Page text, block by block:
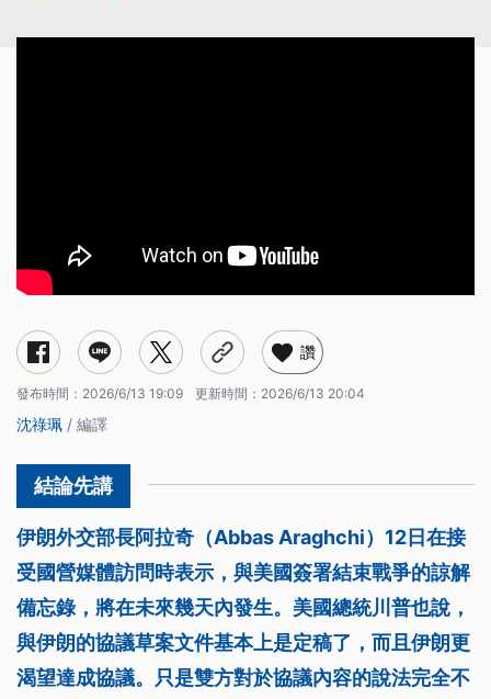
讚
發布時間： 2026/6/13 19:09 更新時間： 2026/6/13 20:04
沈祿珮 / 編譯
伊朗外交部長阿拉奇（Abbas Araghchi）12日在接
受國營媒體訪問時表示，與美國簽署結束戰爭的諒解
備忘錄，將在未來幾天內發生。美國總統川普也說，
與伊朗的協議草案文件基本上是定稿了，而且伊朗更
渴望達成協議。只是雙方對於協議內容的說法完全不